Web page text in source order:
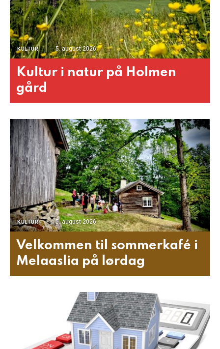
KULTUR 5. august 2026
Kultur i natur på Holmen
gård
KULTUR 5. august 2026
Velkommen til sommerkafé i
Melaaslia på lørdag